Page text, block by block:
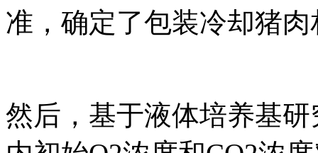
准，确定了包装冷却猪
然后，基于液体培养基